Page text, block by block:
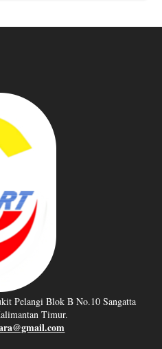
Pelangi Blok B No.10 Sangatta
Timur.